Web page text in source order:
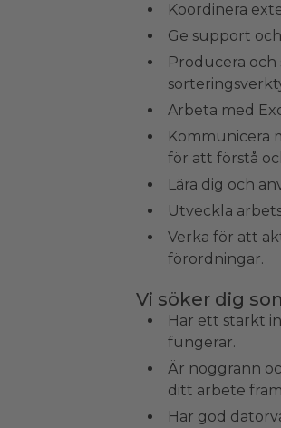
Koordinera
Ge support
Producera
Arbeta med
Kommunicera
för att förstå
Lära dig och
Utveckla
Verka för att
förordningar.
Vi söker dig
Har ett starkt
fungerar.
Är noggrann
ditt arbete
Har god